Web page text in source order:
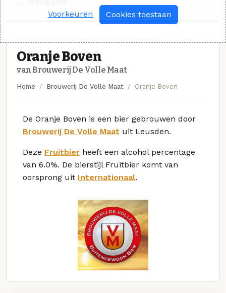
Oranje Boven
van Brouwerij De Volle Maat
Home Brouwerij De Volle Maat Oranje Boven
De Oranje Boven is een bier gebrouwen door
Brouwerij De Volle Maat uit Leusden.
Deze Fruitbier heeft een alcohol percentage
van 6.0%. De bierstijl Fruitbier komt van
oorsprong uit Internationaal.
Voorkeuren Cookies toestaan